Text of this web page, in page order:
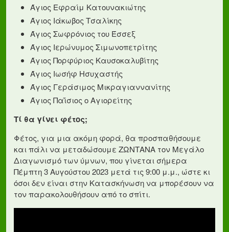
Άγιος Εφραίμ Κατουνακιώτης
Άγιος Ιάκωβος Τσαλίκης
Άγιος Σωφρόνιος του Έσσεξ
Άγιος Ιερώνυμος Σιμωνοπετρίτης
Άγιος Πορφύριος Καυσοκαλυβίτης
Άγιος Ιωσήφ Ησυχαστής
Άγιος Γεράσιμος Μικραγιαννανίτης
Άγιος Παΐσιος ο Αγιορείτης
Τί θα γίνει φέτος;
Φέτος, για μια ακόμη φορά, θα προσπαθήσουμε
και πάλι να μεταδώσουμε ΖΩΝΤΑΝΑ τον Μεγάλο
Διαγωνισμό των ύμνων, που γίνεται σήμερα
Πέμπτη 3 Αυγούστου 2023 μετά τις 9:00 μ.μ., ώστε κι
όσοι δεν είναι στην Κατασκήνωση να μπορέσουν να
τον παρακολουθήσουν από το σπίτι.